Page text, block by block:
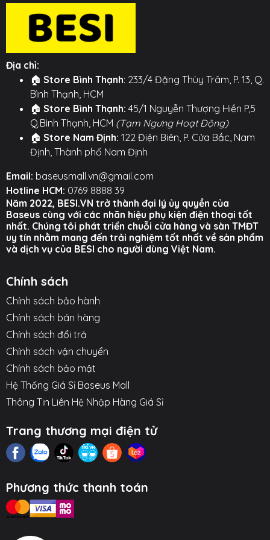
cổng USB.
❄️Công nghệ GaN Mới:
thước mini, hoạt động mát mẻ và hiệu suất cao.
🧠Phân phối điện thông minh:
cùng lúc.
Hình ảnh sản phẩm
Địa chỉ:
🏠 Store Bình Thạnh: 233/4 Đặng Thùy Trâm, P. 13, Q.
Bình Thạnh, HCM
🏠 Store Bình Thạnh: 45/1 Nguyễn Thượng Hiền P,5
Q.Bình Thạnh, HCM (Tạm Ngưng Hoạt Động)
🏠 Store Nam Định: 122 Điện Biên, P. Cửa Bắc, Nam
Định, Thành phố Nam Định
Email: baseusmall.vn@gmail.com
Hotline HCM: 0769 8888 39
Năm 2022, BESI.VN trở thành đại lý ủy quyền của
Baseus cùng với các nhãn hiệu phụ kiện điện thoại tốt
nhất. Chúng tôi phát triển chuỗi cửa hàng và sàn TMĐT
uy tín nhằm mang đến trải nghiệm tốt nhất về sản phẩm
và dịch vụ của BESI cho người dùng Việt Nam.
Chính sách
Chính sách bảo hành
Chính sách bán hàng
Chính sách đổi trả
Chính sách vận chuyển
Chính sách bảo mật
Hệ Thống Giá Sỉ Baseus Mall
Thông Tin Liên Hệ Nhập Hàng Giá Sỉ
Trang thương mại điện tử
Phương thức thanh toán